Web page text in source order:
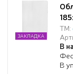
ТМ:
В
В
ЗАКЛАДКА